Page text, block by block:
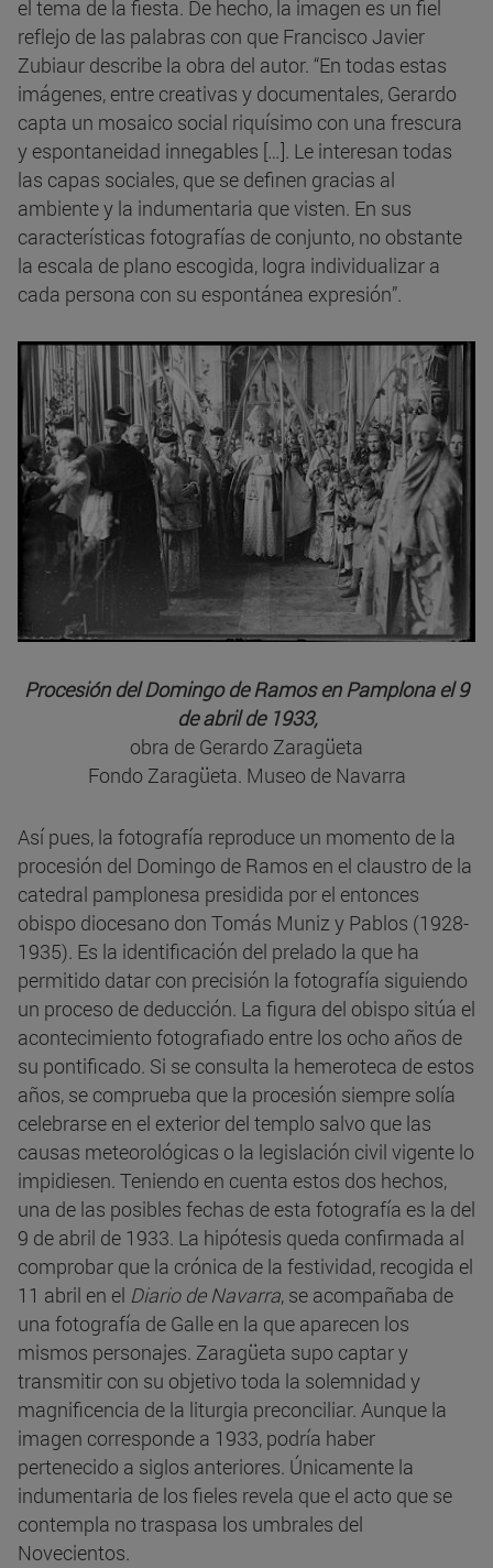
el tema de la fiesta. De hecho, la imagen es un fiel
reflejo de las palabras con que Francisco Javier
Zubiaur describe la obra del autor. “En todas estas
imágenes, entre creativas y documentales, Gerardo
capta un mosaico social riquísimo con una frescura
y espontaneidad innegables […]. Le interesan todas
las capas sociales, que se definen gracias al
ambiente y la indumentaria que visten. En sus
características fotografías de conjunto, no obstante
la escala de plano escogida, logra individualizar a
cada persona con su espontánea expresión”.
Procesión del Domingo de Ramos en Pamplona el 9
de abril de 1933,
obra de Gerardo Zaragüeta
Fondo Zaragüeta. Museo de Navarra
Así pues, la fotografía reproduce un momento de la
procesión del Domingo de Ramos en el claustro de la
catedral pamplonesa presidida por el entonces
obispo diocesano don Tomás Muniz y Pablos (1928-
1935). Es la identificación del prelado la que ha
permitido datar con precisión la fotografía siguiendo
un proceso de deducción. La figura del obispo sitúa el
acontecimiento fotografiado entre los ocho años de
su pontificado. Si se consulta la hemeroteca de estos
años, se comprueba que la procesión siempre solía
celebrarse en el exterior del templo salvo que las
causas meteorológicas o la legislación civil vigente lo
impidiesen. Teniendo en cuenta estos dos hechos,
una de las posibles fechas de esta fotografía es la del
9 de abril de 1933. La hipótesis queda confirmada al
comprobar que la crónica de la festividad, recogida el
11 abril en el Diario de Navarra, se acompañaba de
una fotografía de Galle en la que aparecen los
mismos personajes. Zaragüeta supo captar y
transmitir con su objetivo toda la solemnidad y
magnificencia de la liturgia preconciliar. Aunque la
imagen corresponde a 1933, podría haber
pertenecido a siglos anteriores. Únicamente la
indumentaria de los fieles revela que el acto que se
contempla no traspasa los umbrales del
Novecientos.